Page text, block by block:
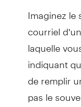
Imaginez
courriel
laquelle
indiquant
de remplir
pas le